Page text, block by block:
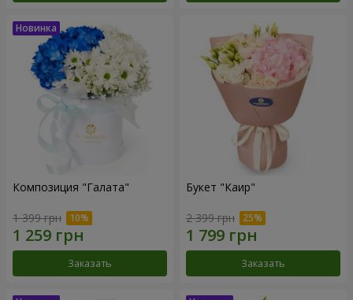
Композиция "Галата"
1 399 грн
Заказать
Букет "Каир"
2 399 грн
Заказать